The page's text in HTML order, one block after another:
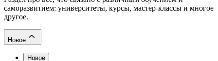
саморазвитием: университеты, курсы, мастер-классы и многое
другое.
Новое
Новое